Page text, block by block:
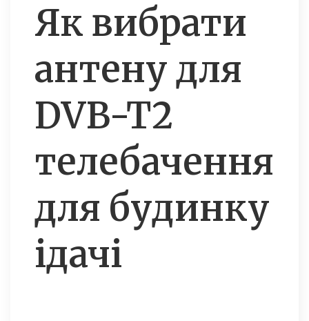
Як вибрати
антену для
DVB-T2
телебачення
для будинку
ідачі